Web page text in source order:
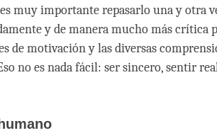
muy importante repasarlo una y otra
y de manera mucho más crítica
de motivación y las diversas
no es nada fácil: ser sincero, sentir